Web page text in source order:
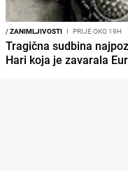
/ZANIMLJIVOSTI I PRIJE OKO 19H
Tragična sudbina
Hari koja je zavarala